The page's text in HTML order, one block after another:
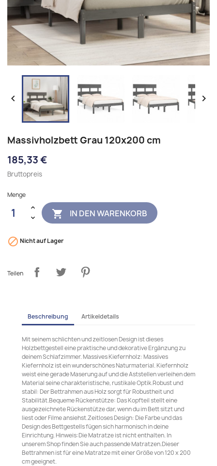
 
Massivholzbett Grau 120x200 cm
185,33 €
Bruttopreis
Menge
 IN DEN WARENKORB
 Nicht auf Lager
Teilen
Beschreibung Artikeldetails
Mit seinem schlichten und zeitlosen Design ist dieses
Holzbettgestell eine praktische und dekorative Ergänzung zu
deinem Schlafzimmer. Massives Kiefernholz: Massives
Kiefernholz ist ein wunderschönes Naturmaterial. Kiefernholz
weist eine gerade Maserung auf und die Aststellen verleihen dem
Material seine charakteristische, rustikale Optik.Robust und
stabil: Der Bettrahmen aus Holz sorgt für Robustheit und
Stabilität.Bequeme Rückenstütze: Das Kopfteil stellt eine
ausgezeichnete Rückenstütze dar, wenn du im Bett sitzt und
liest oder Filme ansiehst.Zeitloses Design: Die Farbe und das
Design des Bettgestells fügen sich harmonisch in deine
Einrichtung. Hinweis:Die Matratze ist nicht enthalten. In
unserem Shop finden Sie auch passende Matratzen.Dieser
Bettrahmen ist für eine Matratze mit einer Größe von 120 x 200
cm geeignet.